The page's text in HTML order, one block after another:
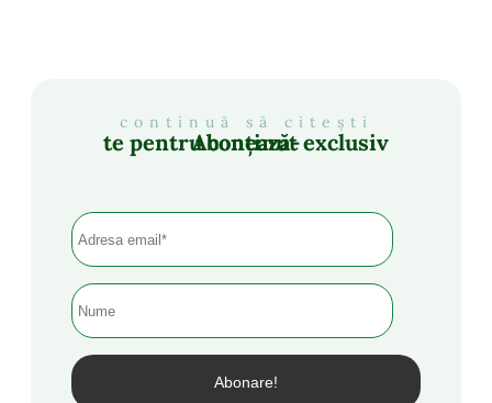
continuă să citești
Abonează-te pentru conținut exclusiv